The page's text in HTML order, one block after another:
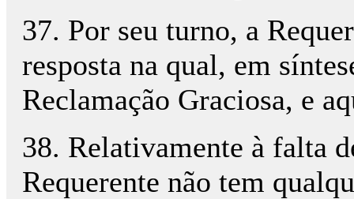
37. Por seu turno, a
resposta na qual, em
Reclamação Graciosa, e
38. Relativamente à falta
Requerente não tem